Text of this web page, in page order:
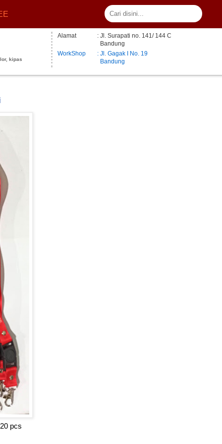
kipas
Alamat
: Jl. Surapati no. 141/ 144 C
Bandung
WorkShop
: Jl. Gagak I No. 19
Bandung
pcs